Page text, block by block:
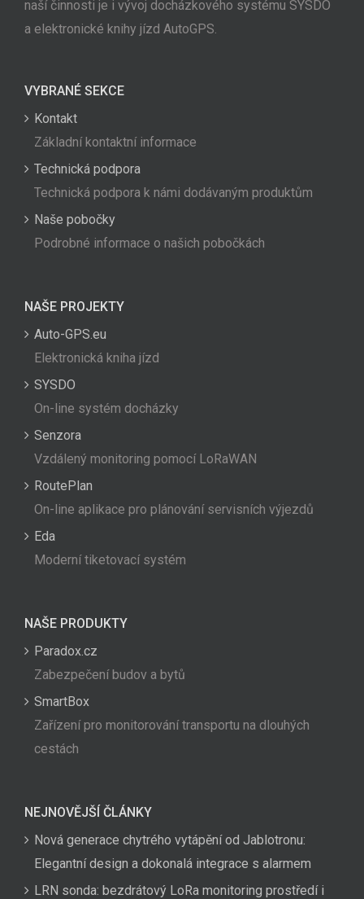
naší činnosti je i vývoj docházkového systému SYSDO
a elektronické knihy jízd AutoGPS.
VYBRANÉ SEKCE
Kontakt
Základní kontaktní informace
Technická podpora
Technická podpora k námi dodávaným produktům
Naše pobočky
Podrobné informace o našich pobočkách
NAŠE PROJEKTY
Auto-GPS.eu
Elektronická kniha jízd
SYSDO
On-line systém docházky
Senzora
Vzdálený monitoring pomocí LoRaWAN
RoutePlan
On-line aplikace pro plánování servisních výjezdů
Eda
Moderní tiketovací systém
NAŠE PRODUKTY
Paradox.cz
Zabezpečení budov a bytů
SmartBox
Zařízení pro monitorování transportu na dlouhých
cestách
NEJNOVĚJŠÍ ČLÁNKY
Nová generace chytrého vytápění od Jablotronu:
Elegantní design a dokonalá integrace s alarmem
LRN sonda: bezdrátový LoRa monitoring prostředí i